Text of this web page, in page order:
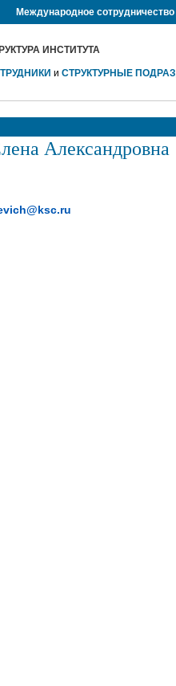
Международное сотрудничество
ИНСТИТУТА
и СТРУКТУРНЫЕ
Александровна